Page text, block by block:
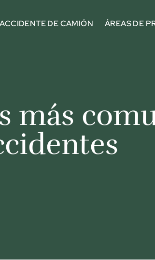
ACCIDENTE DE CAMIÓN ÁREAS DE
más